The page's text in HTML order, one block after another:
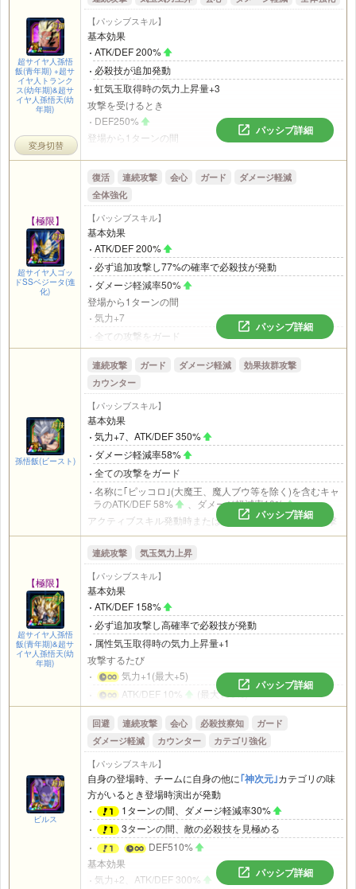
超サイヤ人孫悟
飯(青年期) +超サ
イヤ人トランク
ス(幼年期)&超サ
イヤ人孫悟天(幼
年期)
【パッシブスキル】
基本効果
ATK/DEF 200%
必殺技が追加発動
虹気玉取得時の気力上昇量+3
攻撃を受けるとき
DEF250%
登場から1ターンの間
味方全員のATK/DEF 30%
チームに自身の他に
ゴリの味方がいるとき
攻撃時に気力+7、ATK250%
自身を除く味方全員のATK/DEF 30%
取得虹気玉1個以上
DEF200%
ダメージ軽減率38%
必殺技が追加発動
攻撃時にATK200%
取得知気玉12個以上、または取得虹気玉5個
DEF258%
、ダメージ軽減率20%
2ターンの間、自身を除く味方全員のATK/DEF 58%
登場から3ターン目以降、チームに自身の他に｢混血サイヤ
人｣カテゴリの味方が2体以上いるときまたはバトル開始か
ら5ターン目以降
超サイヤ人トランクス(幼年期)&超サイヤ人孫悟天(幼年
期)と合流し、リバーシブルチェンジ可能になる
パッシブ詳細
変身切替
【極限】
超サイヤ人ゴッ
ドSSベジータ(進
化)
復活 連続攻撃 会心 ガード
ダメージ軽減
全体強化
【パッシブスキル】
基本効果
ATK/DEF 200%
必ず追加攻撃し77%の確率で必殺技が発動
ダメージ軽減率50%
登場から1ターンの間
気力+7
全ての攻撃をガード
攻撃を受けるか回避するたび
そのターン中、ダメージ軽減率10%
(最大30%)
攻撃するたび
気力+3(最大+10)
ATK/DEF 30%
アクティブスキル発動時または気力メーター24のとき
ATK77%
必ず会心が発動
自身か味方の復活スキルが発動すると
気力+7
ATK/DEF 77%
自身の復活スキルが発動すると
次の攻撃参加ターン中、全ての攻撃をガード
パッシブ詳細
孫悟飯(ビースト)
連続攻撃 ガード ダメージ軽減
効果抜群攻撃
カウンター
【パッシブスキル】
基本効果
気力+7、ATK/DEF 350%
ダメージ軽減率58%
全ての攻撃をガード
名称に｢ピッコロ｣(大魔王、魔人ブウ等を除く)を含むキャ
ラのATK/DEF 58%
、ダメージ軽減率10%
アクティブスキル発動時または気力メーター18以上で攻撃
時
ATK/DEF 350%
全属性に効果抜群で攻撃
必殺技が追加発動
攻撃するたび
気力+2(最大+16)
敵の通常攻撃を受けるとき
登場から3ターンの間、超絶大な威力で反撃
登場から4ターン目以降、激烈な威力で反撃
パッシブ詳細
【極限】
超サイヤ人孫悟
飯(青年期)&超サ
イヤ人孫悟天(幼
年期)
連続攻撃 気玉気力上昇
【パッシブスキル】
基本効果
ATK/DEF 158%
必ず追加攻撃し高確率で必殺技が発動
属性気玉取得時の気力上昇量+1
攻撃するたび
気力+1(最大+5)
ATK/DEF 10%
(最大100%)
名称に｢孫悟空｣(少年期、ギニュー、Jr.等を除く)を含むキャ
ラが攻撃参加中の味方にいるとき
ATK/DEF 59%
必ず追加攻撃し高確率で必殺技が発動
アクティブスキル発動時または気力メーター24で攻撃時
ATK59%
パッシブ詳細
ビルス
回避 連続攻撃 会心 必殺技察知
ガード
ダメージ軽減
カウンター カテゴリ強化
【パッシブスキル】
自身の登場時、チームに自身の他に｢神次元｣カテゴリの味
方がいるとき登場時演出が発動
1ターンの間、ダメージ軽減率30%
3ターンの間、敵の必殺技を見極める
DEF510%
基本効果
気力+2、ATK/DEF 300%
パッシブ詳細